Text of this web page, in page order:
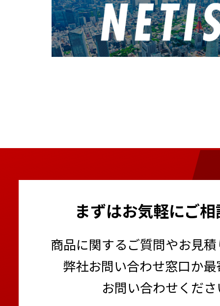
まずはお気軽にご
商品に関するご質問やお見
弊社お問い合わせ窓口か
お問い合わせくだ